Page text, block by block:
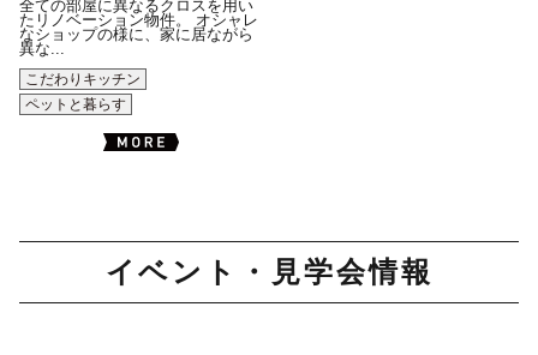
全ての部屋に異なるクロスを用い
たリノベーション物件。 オシャレ
なショップの様に、家に居ながら
異な...
こだわりキッチン
ペットと暮らす
イベント・見学会情報